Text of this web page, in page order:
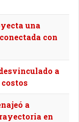
una
con
a
a
en